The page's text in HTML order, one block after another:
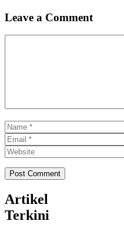
Leave a Comment
Name
Artikel
Terkini